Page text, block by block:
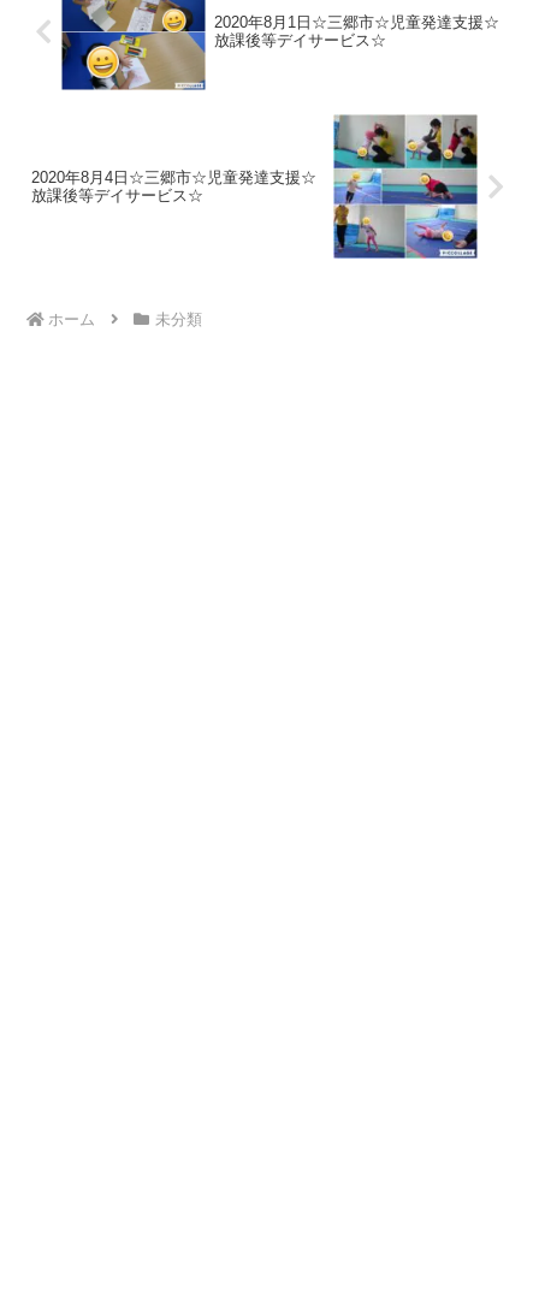
2020年8月1日☆三郷市☆児童発達支援☆
放課後等デイサービス☆
2020年8月4日☆三郷市☆児童発達支援☆
放課後等デイサービス☆
ホーム 未分類